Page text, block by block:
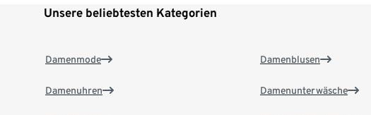
Unsere beliebtesten Kategorien
Damenmode
Damenuhren
Damenblusen
Damenunterwäsche